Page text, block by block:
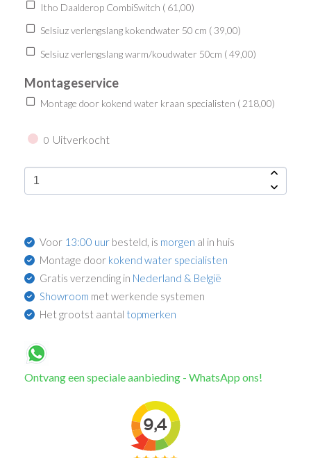
Itho Daalderop CombiSwitch ( 61,00)
Selsiuz verlengslang kokendwater 50 cm (39,00)
Selsiuz verlengslang warm/koudwater 50cm (49,00)
Montageservice
Montage door kokend water kraan specialisten ( 218,00)
0 Uitverkocht
Voor 13:00 uur besteld, is morgen al in huis
Montage door kokend water specialisten
Gratis verzending in Nederland & België
Showroom met werkende systemen
Het grootst aantal topmerken
Ontvang een speciale aanbieding - WhatsApp ons!